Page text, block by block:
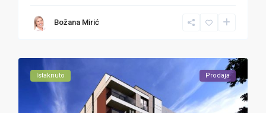
Božana Mirić
Istaknuto Prodaja